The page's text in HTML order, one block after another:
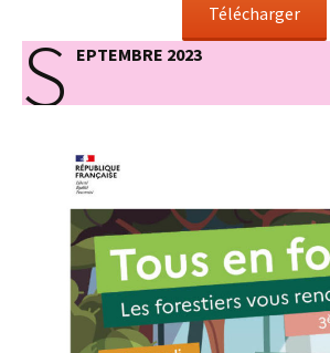
Télécharger
S EPTEMBRE 2023